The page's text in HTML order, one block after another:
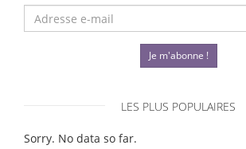
Je m'abonne !
LES PLUS POPULAIRES
Sorry. No data so far.